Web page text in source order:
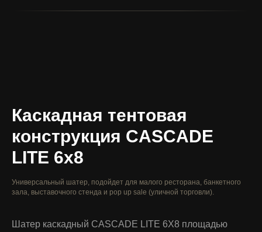
Каскадная тентовая
конструкция CASCADE
LITE 6х8
Универсальный шатер, подойдет для малого ресторана, банкетного
зала, выставочного стенда и pop up sale (уличной торговли).
Шатер каскадный CASCADE LITE 6X8 площадью